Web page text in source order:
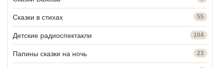
Сказки в стихах 55
Детские радиоспектакли 104
Папины сказки на ночь 23